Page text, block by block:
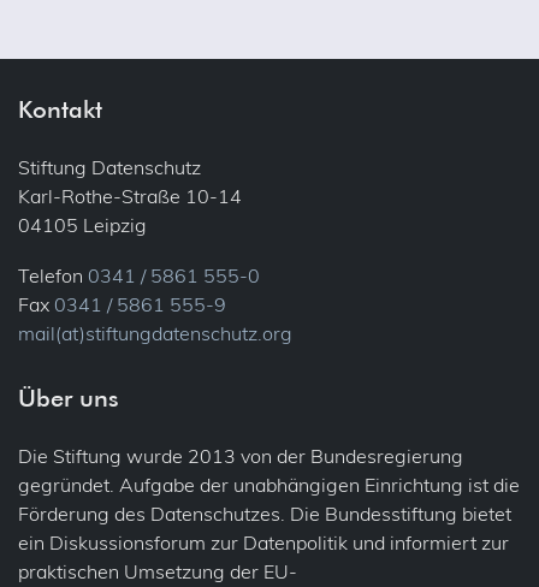
Kontakt
Stiftung Datenschutz
Karl-Rothe-Straße 10-14
04105 Leipzig
Telefon 0341 / 5861 555-0
Fax 0341 / 5861 555-9
mail(at)stiftungdatenschutz.org
Über uns
Die Stiftung wurde 2013 von der Bundesregierung
gegründet. Aufgabe der unabhängigen Einrichtung ist die
Förderung des Datenschutzes. Die Bundesstiftung bietet
ein Diskussionsforum zur Datenpolitik und informiert zur
praktischen Umsetzung der EU-